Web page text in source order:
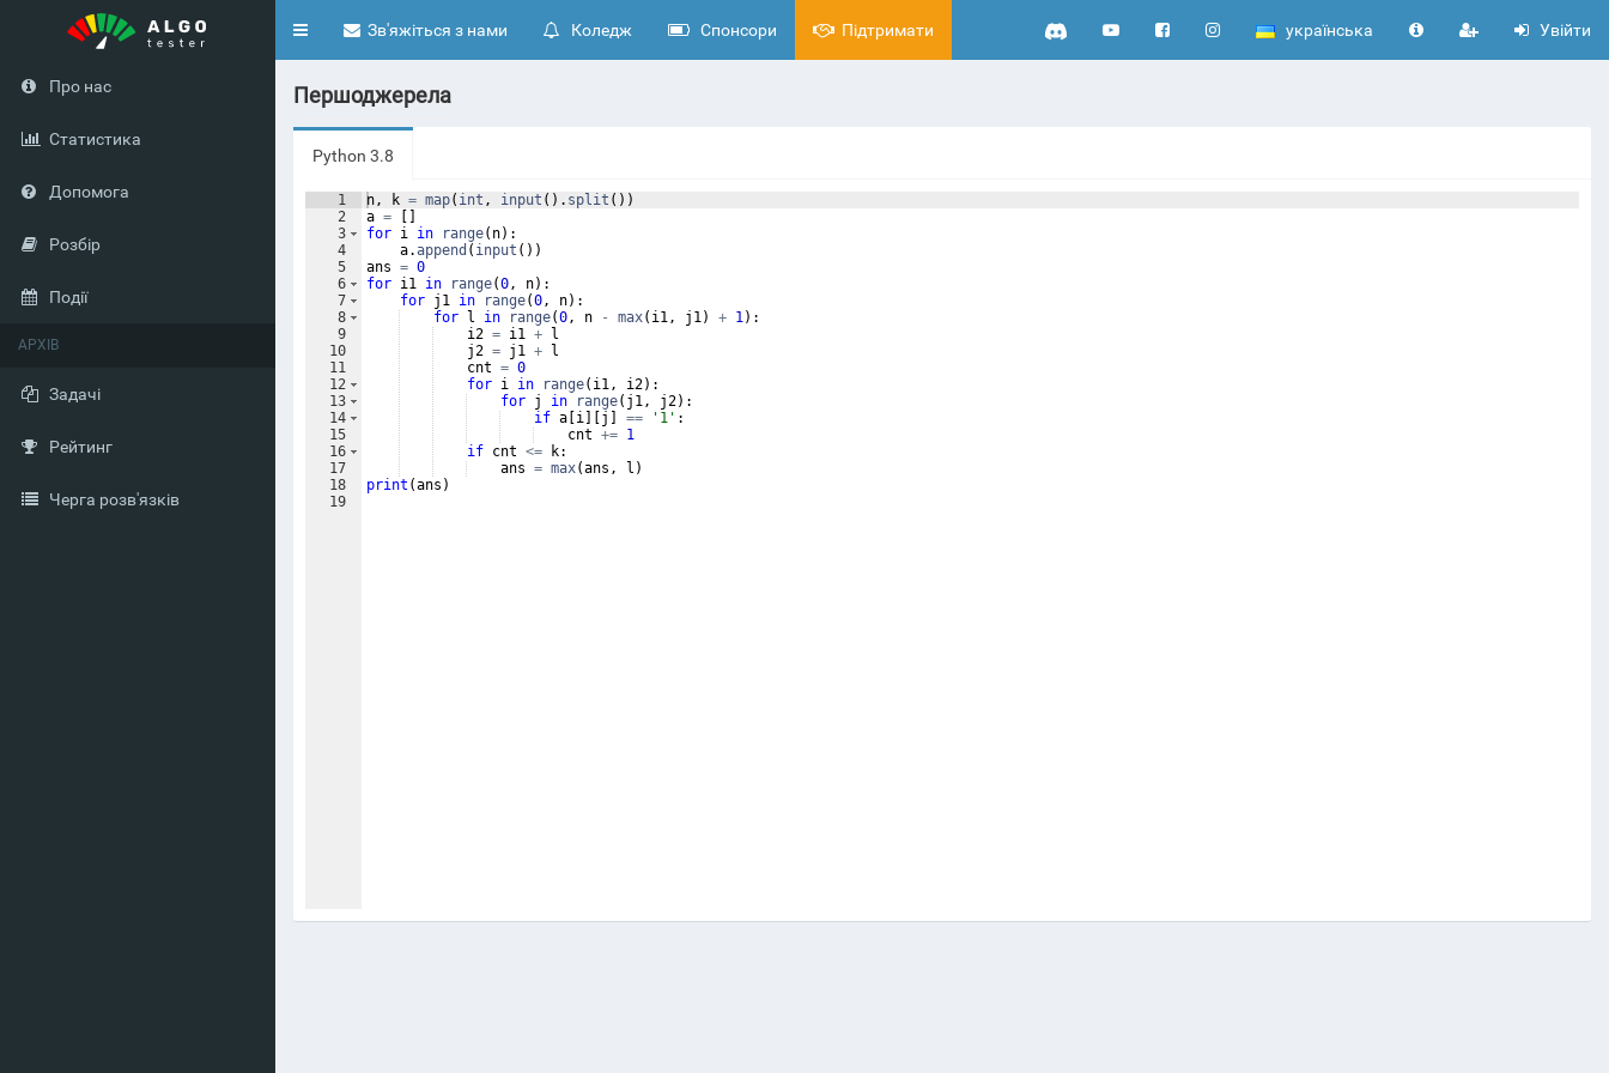
Toggle
українська Увійти
Зв'яжіться з нами Коледж Спонсори Підтримати
Про нас
Статистика
Допомога
Розбір
Події
АРХІВ
Задачі
Рейтинг
Черга розв'язків
Першоджерела
Python 3.8
1
2
3
4
5
6
7
8
9
10
11
12
13
14
15
16
17
18
19
n, k = map( int , input ( ) . split ( ))
a =
for i in range( n) :
a.append ( input ( ))
ans = 0
for i1 in range(0, n) :
for j1 in range(0, n) :
for
l in range(0, n - max( i1, j1) + 1) :
i2 = i1 +
l
j2 = j1 +
l
cnt = 0
for i in range( i1, i2) :
for j in range( j1, j2) :
if a i j == '1' :
cnt += 1
if cnt <= k:
ans = max(ans , l )
print (ans )